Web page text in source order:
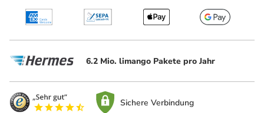
6.2 Mio. limango Pakete pro Jahr
Sichere Verbindung